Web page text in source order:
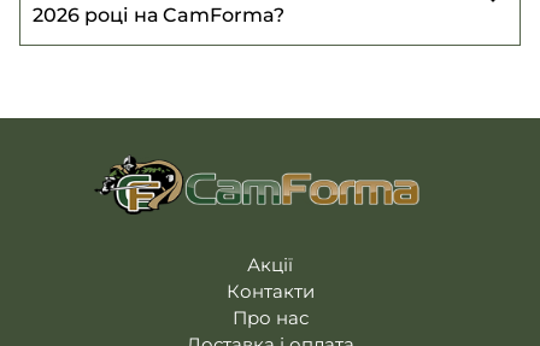
Баф трикотажний Мультикам (Multicam)
WinTac- 90 ₴
Баф флісовий Ultrasoft мультикам WinTac
2026 році на CamForma?
Баф CoolMax чорний WinTac- 105 ₴
Баф CoolMax Olive олива WinTac
Акції
Контакти
Про нас